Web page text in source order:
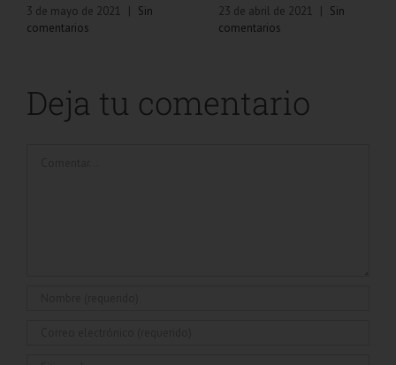
ansiedad
5 de mayo de 2021
3 de mayo de 2021 | Sin
comentarios
Deja tu comentario